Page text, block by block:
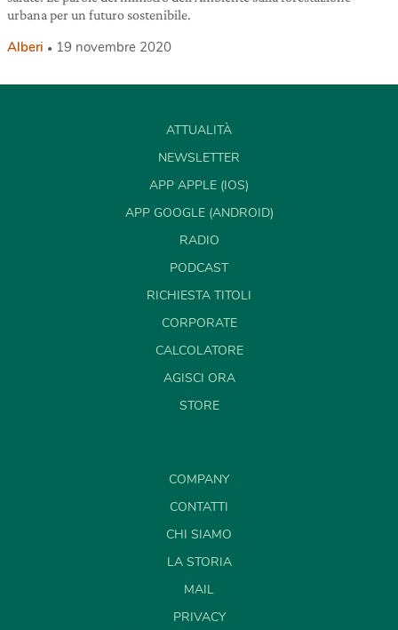
urbana per un futuro sostenibile.
Alberi 19 novembre 2020
ATTUALITÀ
NEWSLETTER
APP APPLE (IOS)
APP GOOGLE (ANDROID)
RADIO
PODCAST
RICHIESTA TITOLI
CORPORATE
CALCOLATORE
AGISCI ORA
STORE
COMPANY
CONTATTI
CHI SIAMO
LA STORIA
MAIL
PRIVACY